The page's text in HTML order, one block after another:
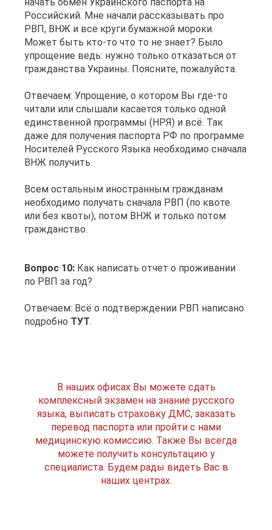
Российский. Мне начали рассказывать про
РВП, ВНЖ и все круги бумажной мороки.
Может быть кто-то что то не знает? Было
упрощение ведь: нужно только отказаться от
гражданства Украины. Поясните, пожалуйста.
Отвечаем: Упрощение, о котором Вы где-то
читали или слышали касается только одной
единственной программы (НРЯ) и всё. Так
даже для получения паспорта РФ по программе
Носителей Русского Языка необходимо сначала
ВНЖ получить.
Всем остальным иностранным гражданам
необходимо получать сначала РВП (по квоте
или без квоты), потом ВНЖ и только потом
гражданство.
Вопрос 10: Как написать отчет о проживании
по РВП за год?
Отвечаем: Всё о подтверждении РВП написано
подробно ТУТ.
В наших офисах Вы можете сдать
комплексный экзамен на знание русского
языка, выписать страховку ДМС, заказать
перевод паспорта или пройти с нами
медицинскую комиссию. Также Вы всегда
можете получить консультацию у
специалиста. Будем рады видеть Вас в
наших центрах.